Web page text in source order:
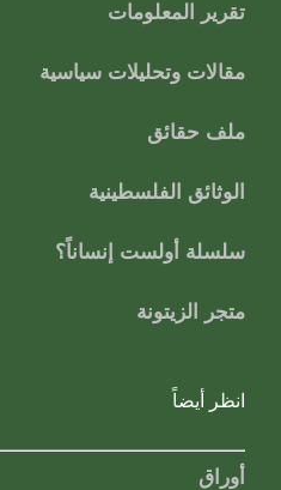
تقرير المعلومات
مقالات وتحليلات سياسية
ملف حقائق
الوثائق الفلسطينية
سلسلة أولست إنساناً؟
متجر الزيتونة
انظر أيضاً
أوراق